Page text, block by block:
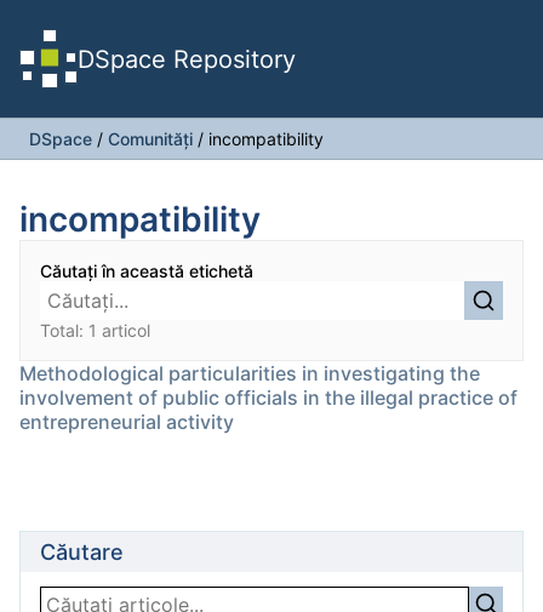
DSpace Repository
DSpace / Comunități / incompatibility
incompatibility
Căutați în această etichetă
Total: 1 articol
Methodological particularities in investigating the
involvement of public officials in the illegal practice of
entrepreneurial activity
Căutare